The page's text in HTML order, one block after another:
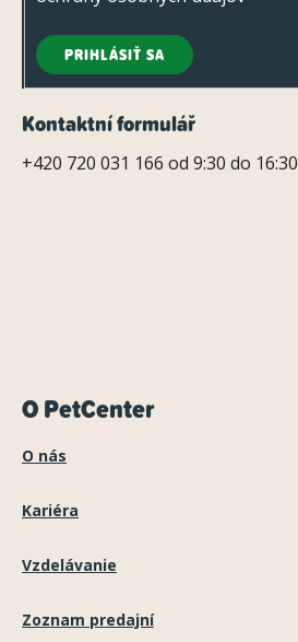
PRIHLÁSIŤ SA
Kontaktní formulář
+420 720 031 166 od 9:30 do 16:30
O PetCenter
O nás
Kariéra
Vzdelávanie
Zoznam predajní